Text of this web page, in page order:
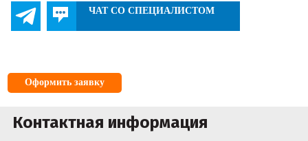
ЧАТ СО СПЕЦИАЛИСТОМ
Оформить заявку
Контактная информация